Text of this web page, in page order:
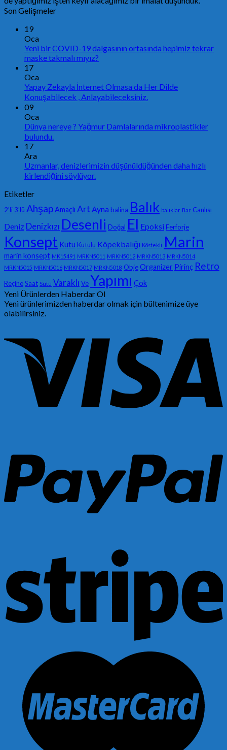
Son Gelişmeler
19
Oca
Yeni bir COVID-19 dalgasının ortasında hepimiz tekrar
maske takmalı mıyız?
17
Oca
Yapay Zekayla İnternet Olmasa da Her Dilde
Konuşabilecek , Anlayabileceksiniz.
09
Oca
Dünya nereye ? Yağmur Damlalarında mikroplastikler
bulundu.
17
Ara
Uzmanlar, denizlerimizin düşünüldüğünden daha hızlı
kirlendiğini söylüyor.
Etiketler
2'li 3'lü AhşapAmaçlı Art Ayna balina Balık balıklar Bar Canlısı
Deniz Denizkızı Desenli Doğal El Epoksi Ferforje
Konsept Kutu Kutulu Köpekbalığı Köstekli Marin
marin konsept MK15491 MRKN5011 MRKN5012 MRKN5013 MRKN5014
MRKN5015 MRKN5016 MRKN5017 MRKN5018 ObjeOrganizer Pirinç Retro
ReçineSaat Sütü Varaklı Ve Yapımı Çok
Yeni Ürünlerden Haberdar Ol
Yeni ürünlerimizden haberdar olmak için bültenimize üye
olabilirsiniz.